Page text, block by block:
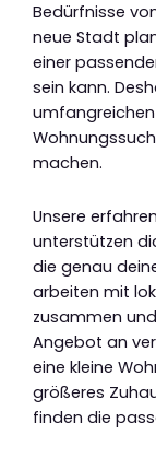
Bedürfnisse
neue Stadt
einer
sein kann.
umfangreichen
machen.
Unsere
unterstützen
die genau
arbeiten mit
zusammen
Angebot an
eine kleine
größeres
finden die